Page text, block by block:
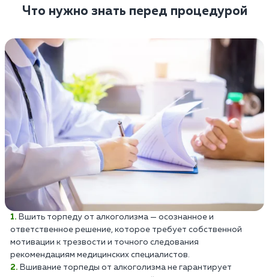
Что нужно знать перед процедурой
Вшить торпеду от алкоголизма — осознанное и
ответственное решение, которое требует собственной
мотивации к трезвости и точного следования
рекомендациям медицинских специалистов.
Вшивание торпеды от алкоголизма не гарантирует